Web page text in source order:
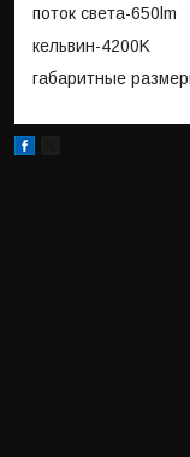
поток света-650lm
кельвин-4200K
габаритные